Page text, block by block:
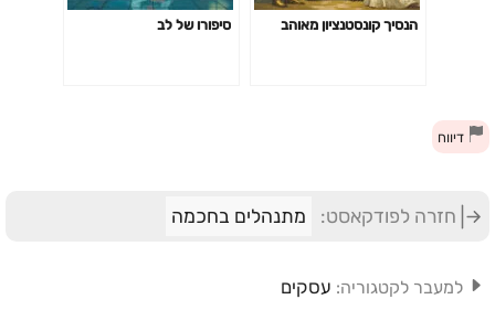
הנסיך קונסטנציון מאוהב סיפורו של לב
דיווח
חזרה לפודקאסט: מתנהלים בחכמה
למעבר לקטגוריה: עסקים